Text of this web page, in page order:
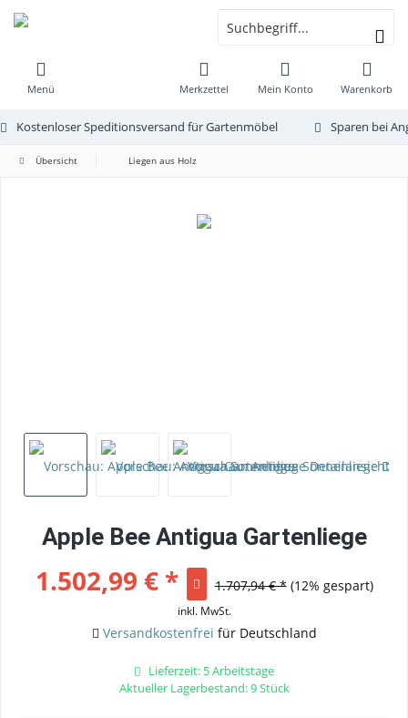
Menü Warenkorb
Merkzettel Mein Konto
Kostenloser Speditionsversand für Gartenmöbel Sparen bei
Übersicht Liegen aus Holz
Apple Bee Antigua Gartenliege
1.502,99 € * 1.707,94 € * (12% gespart)
inkl. MwSt.
Versandkostenfrei für Deutschland
Lieferzeit: 5 Arbeitstage
Aktueller Lagerbestand: 9 Stück